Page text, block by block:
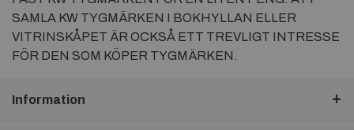
SAMLA KW TYGMÄRKEN I BOKHYLLAN ELLER
VITRINSKÅPET ÄR OCKSÅ ETT TREVLIGT INTRESSE
FÖR DEN SOM KÖPER TYGMÄRKEN.
Information